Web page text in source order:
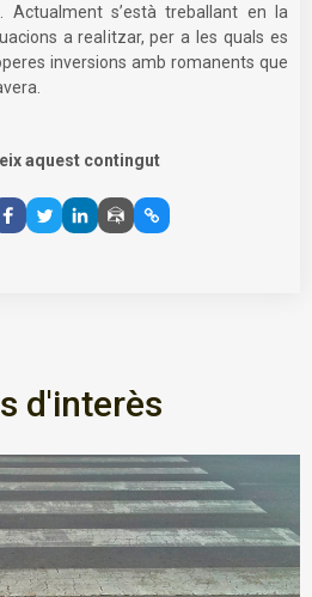
Actualment s’està treballant en la
a realitzar, per a les quals es
inversions amb romanents que
aquest contingut
d'interès